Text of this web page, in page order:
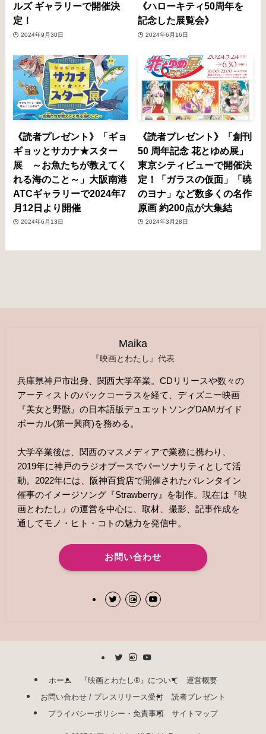
ルズ ギャラリーで開催決
定！
2024年9月30日
《ハローキティ50周年を
記念した展覧会》
2024年6月16日
《読者プレゼント》「ギョ
ギョッとサカナ★スター
展 ～お魚たちが教えてく
れる海のこと～」大阪南港
ATCギャラリーで2024年7
月12日より開催
2024年6月13日
《読者プレゼント》「創刊
50 周年記念 花とゆめ展」
東京シティビューで開催決
定！「ガラスの仮面」「暁
のヨナ」など数多くの名作
原画 約200点が大集結
2024年3月28日
Maika
『映画とわたし』代表
兵庫県神戸市出身、関西大学卒業。CDリリースや数々の
アーティストのバックコーラスを経て、ディズニー映画
『美女と野獣』の日本語版デュエットソングDAMガイド
ボーカル(第一興商)を務める。
大学卒業後は、関西のマスメディアで業務に携わり、
2019年に神戸のラジオブースでパーソナリティとして活
動。2022年には、阪神百貨店で開催されたバレンタイン
催事のイメージソング『Strawberry』を制作。現在は『映
画とわたし』の運営を中心に、取材、撮影、記事作成を
通してモノ・ヒト・コトの魅力を発信中。
お問い合わせ
ホーム 『映画とわたし®︎』について
運営概要
お問い合わせ / プレスリリース受付
読者プレゼント
プライバシーポリシー・免責事項
サイトマップ